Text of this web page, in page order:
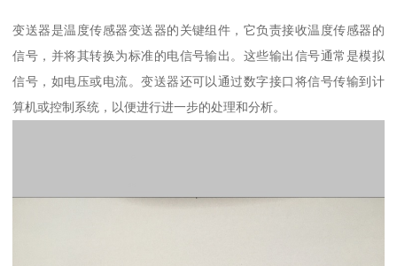
变送器是温度传感器变送器的关键组件，它负责接收温度传感器的
信号，并将其转换为标准的电信号输出。这些输出信号通常是模拟
信号，如电压或电流。变送器还可以通过数字接口将信号传输到计
算机或控制系统，以便进行进一步的处理和分析。